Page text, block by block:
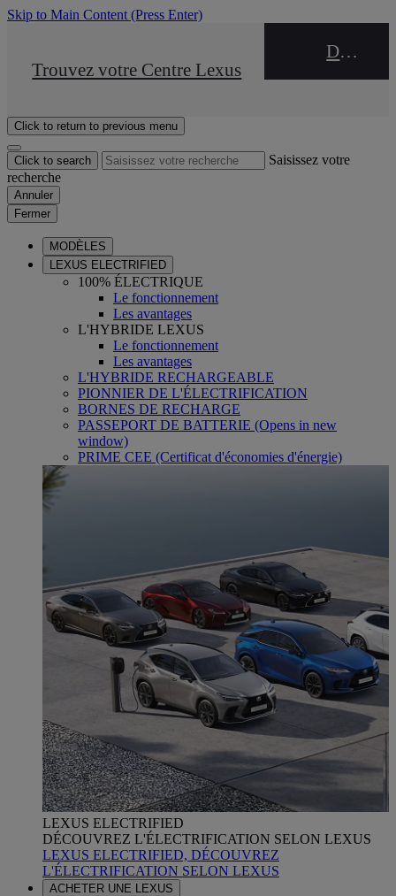
Skip to Main Content (Press Enter)
STOP DRIVE Takata
Trouvez votre Centre Lexus
DEALER NAME
Click to return to previous menu
Click to search
Saisissez votre
recherche
Annuler
Fermer
MODÈLES
LEXUS ELECTRIFIED
100% ÉLECTRIQUE
Le fonctionnement
Les avantages
L'HYBRIDE LEXUS
Le fonctionnement
Les avantages
L'HYBRIDE RECHARGEABLE
PIONNIER DE L'ÉLECTRIFICATION
BORNES DE RECHARGE
PASSEPORT DE BATTERIE (Opens in new
window)
PRIME CEE (Certificat d'économies d'énergie)
LEXUS ELECTRIFIED
DÉCOUVREZ L'ÉLECTRIFICATION SELON LEXUS
LEXUS ELECTRIFIED, DÉCOUVREZ
L'ÉLECTRIFICATION SELON LEXUS
ACHETER UNE LEXUS